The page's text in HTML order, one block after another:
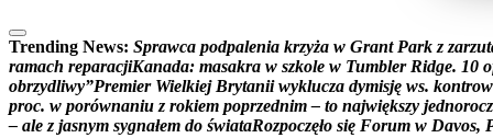
Trending News: Sprawca podpalenia krzyża w Grant Park z zarzut
ramach reparacjiKanada: masakra w szkole w Tumbler Ridge. 10 o
obrzydliwy”Premier Wielkiej Brytanii wyklucza dymisję ws. kontrow
proc. w porównaniu z rokiem poprzednim – to największy jednorocz
– ale z jasnym sygnałem do świataRozpoczęło się Forum w Davos,